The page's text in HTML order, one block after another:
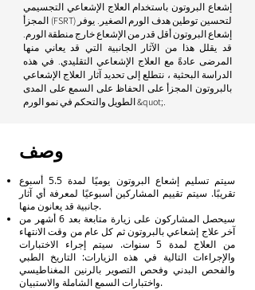
إشعاع البروتون باستخدام العلاج الإشعاعي التجسيمي
المجزأ (FSRT) لتحسين توطين هدف الورم الصغير. يوفر
إشعاع البروتون أقل قدر من الإشعاع خارج منطقة الورم.
قد يقلل هذا من الآثار الجانبية التي قد يعاني منها
المرضى عادةً مع العلاج الإشعاعي التقليدي. في هذه
الدراسة البحثية ، نتطلع إلى تحديد آثار العلاج الإشعاعي
بالبروتون المجزأ على الحفاظ على السمع على المدى
الطويل والتحكم في نمو الورم &quot;.
وصف
سيتم تسليم إشعاع البروتون يوميًا لمدة 5.5 أسبوع
تقريبًا. سيتم تقييم المشاركين أسبوعيًا لمعرفة أي آثار
جانبية قد يعانون منها.
سيحصل المشاركون على زيارة متابعة بعد 6 أشهر من
آخر علاج إشعاعي بالبروتون ثم كل عام من وقت الانتهاء
من العلاج لمدة 5 سنوات. سيتم إجراء الاختبارات
والإجراءات التالية في هذه الزيارات: التاريخ الطبي
والفحص البدني وفحص التصوير بالرنين المغناطيسي
واختبارات السمع الشاملة والاستبيان.